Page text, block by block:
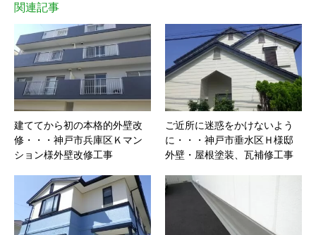
関連記事
建ててから初の本格的外壁改
修・・・神戸市兵庫区Ｋマン
ション様外壁改修工事
ご近所に迷惑をかけないよう
に・・・神戸市垂水区Ｈ様邸
外壁・屋根塗装、瓦補修工事